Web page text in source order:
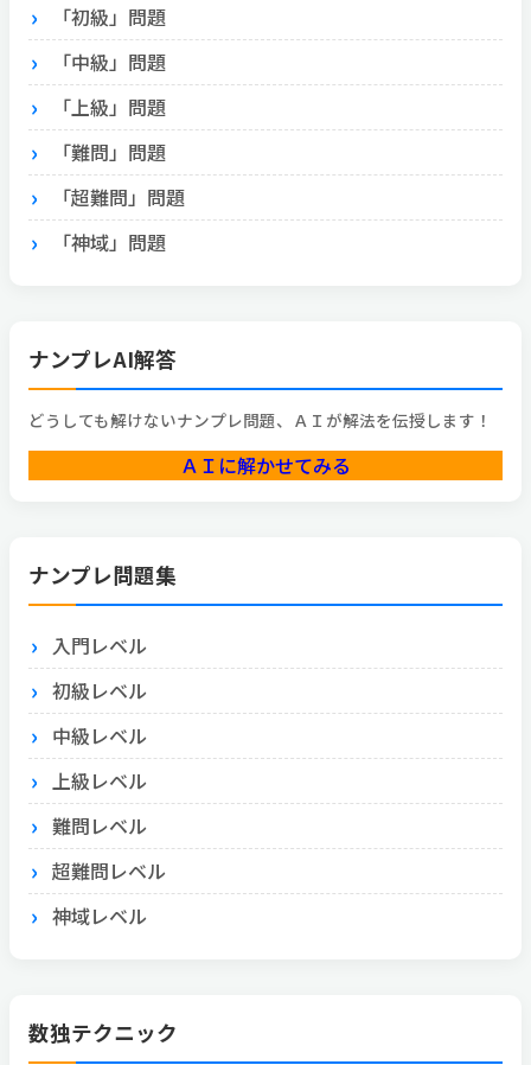
「初級」問題
「中級」問題
「上級」問題
「難問」問題
「超難問」問題
「神域」問題
ナンプレAI解答
どうしても解けないナンプレ問題、ＡＩが解法を伝授します！
ＡＩに解かせてみる
ナンプレ問題集
入門レベル
初級レベル
中級レベル
上級レベル
難問レベル
超難問レベル
神域レベル
数独テクニック